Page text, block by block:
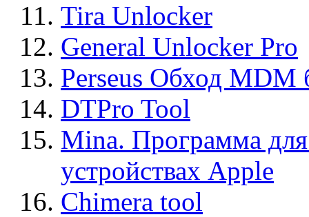
Tira Unlocker
General Unlocker Pro
Perseus Обход MDM
DTPro Tool
Mina. Программа
устройствах Apple
Chimera tool